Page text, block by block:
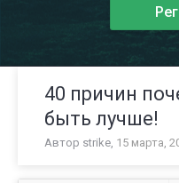
40 причин
быть лучше!
Автор strike, 15 марта,